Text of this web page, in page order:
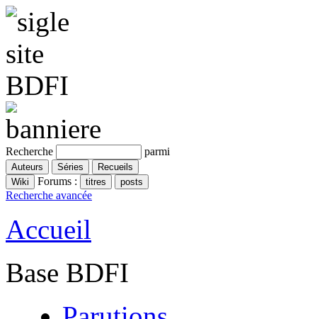
Recherche parmi
Forums :
Recherche avancée
Accueil
Base BDFI